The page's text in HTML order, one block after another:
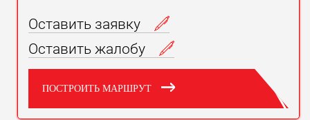
Оставить заявку
Оставить жалобу
ПОСТРОИТЬ МАРШРУТ